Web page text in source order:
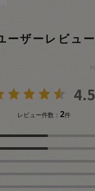
ーザーレビュー
4.5
レビュー件数：2件